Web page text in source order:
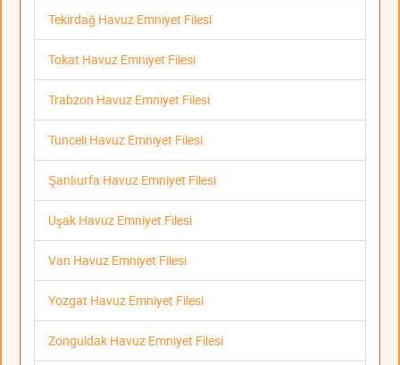
Tekirdağ Havuz Emniyet Filesi
Tokat Havuz Emniyet Filesi
Trabzon Havuz Emniyet Filesi
Tunceli Havuz Emniyet Filesi
Şanlıurfa Havuz Emniyet Filesi
Uşak Havuz Emniyet Filesi
Van Havuz Emniyet Filesi
Yozgat Havuz Emniyet Filesi
Zonguldak Havuz Emniyet Filesi